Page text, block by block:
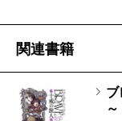
関連書籍
ブ